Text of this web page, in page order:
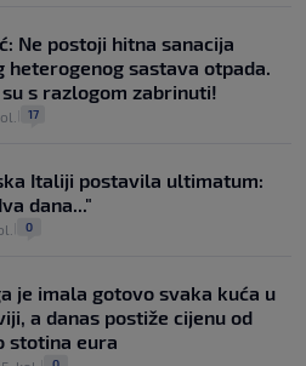
Ne postoji hitna sanacija
heterogenog sastava otpada.
su s razlogom zabrinuti!
17
Italiji postavila ultimatum:
dana..."
0
je imala gotovo svaka kuća u
a danas postiže cijenu od
stotina eura